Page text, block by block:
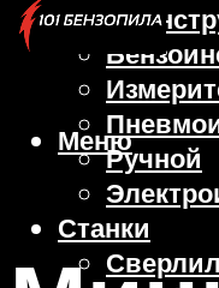
Виды
Ручной
Станки
Меню